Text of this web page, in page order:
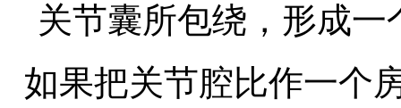
关节囊所包绕，形成
如果把关节腔比作一个